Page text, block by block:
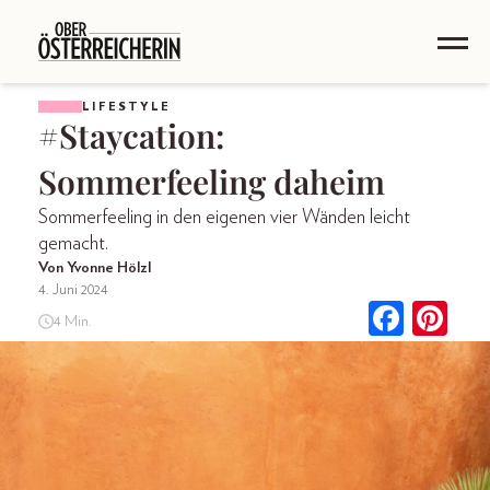
LIFESTYLE
#Staycation:
Sommerfeeling daheim
Sommerfeeling in den eigenen vier Wänden leicht
gemacht.
Von Yvonne Hölzl
4. Juni 2024
4 Min.